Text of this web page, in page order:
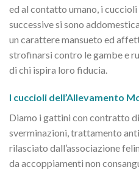
ed al contatto umano, i
successive si sono
un carattere mansueto ed
strofinarsi contro le gambe e
di chi ispira loro fiducia.
I cuccioli dell’Allevamento
Diamo i gattini con contratto
sverminazioni, trattamento
rilasciato dall’associazione
da accoppiamenti non